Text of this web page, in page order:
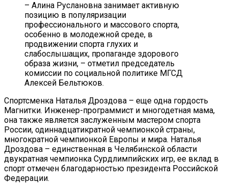
– Алина Руслановна занимает активную
позицию в популяризации
профессионального и массового спорта,
особенно в молодежной среде, в
продвижении спорта глухих и
слабослышащих, пропаганде здорового
образа жизни, – отметил председатель
комиссии по социальной политике МГСД
Алексей Бельтюков.
Спортсменка Наталья Дроздова – еще одна гордость
Магнитки. Инженер-программист и многодетная мама,
она также является заслуженным мастером спорта
России, одиннадцатикратной чемпионкой страны,
многократной чемпионкой Европы и мира. Наталья
Дроздова – единственная в Челябинской области
двукратная чемпионка Сурдлимпийских игр, ее вклад в
спорт отмечен благодарностью президента Российской
Федерации.